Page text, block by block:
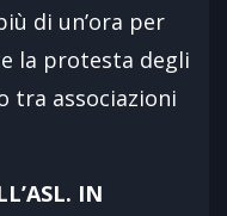
di un’ora per
la protesta degli
tra associazioni
IN